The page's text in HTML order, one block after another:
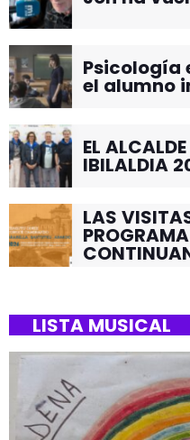
Psicología
el alumno
EL
IBILALDIA
LAS
LISTA MUSICAL